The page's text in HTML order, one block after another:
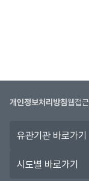
개인정보처리방침웹접
관
도